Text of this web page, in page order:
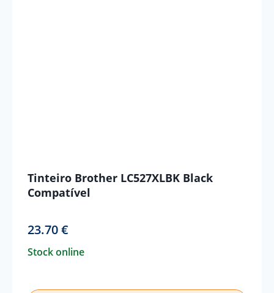
Tinteiro Brother LC527XLBK Black
Compatível
23.70€
Stock online